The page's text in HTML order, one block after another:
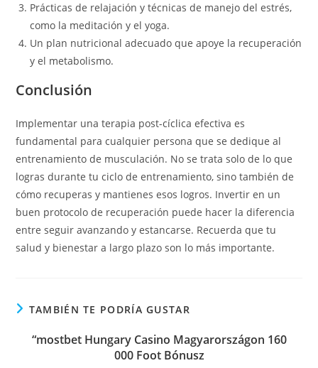
Prácticas de relajación y técnicas de manejo del estrés,
como la meditación y el yoga.
Un plan nutricional adecuado que apoye la recuperación
y el metabolismo.
Conclusión
Implementar una terapia post-cíclica efectiva es
fundamental para cualquier persona que se dedique al
entrenamiento de musculación. No se trata solo de lo que
logras durante tu ciclo de entrenamiento, sino también de
cómo recuperas y mantienes esos logros. Invertir en un
buen protocolo de recuperación puede hacer la diferencia
entre seguir avanzando y estancarse. Recuerda que tu
salud y bienestar a largo plazo son lo más importante.
TAMBIÉN TE PODRÍA GUSTAR
“mostbet Hungary Casino Magyarországon 160
000 Foot Bónusz